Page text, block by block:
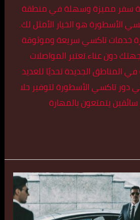
سفر مميزة وسهلة في منطقة
الأسطورة هو الخيار الأمثل لك.
خدمات تاكسي سريعة وموثوقة
دون عناء.تعتبر المواصلات
في المناطق الجديدة تحديًا للعديد
دور تاكسي الأسطورة لتوفير حلا
يتمتعون بالمهارة